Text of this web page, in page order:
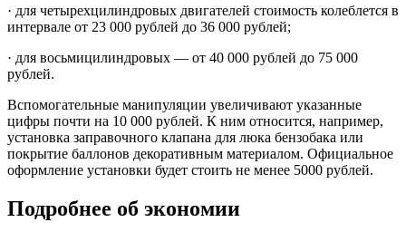
· для четырехцилиндровых двигателей стоимость колеблется в
интервале от 23 000 рублей до 36 000 рублей;
· для восьмицилиндровых — от 40 000 рублей до 75 000
рублей.
Вспомогательные манипуляции увеличивают указанные
цифры почти на 10 000 рублей. К ним относится, например,
установка заправочного клапана для люка бензобака или
покрытие баллонов декоративным материалом. Официальное
оформление установки будет стоить не менее 5000 рублей.
Подробнее об экономии